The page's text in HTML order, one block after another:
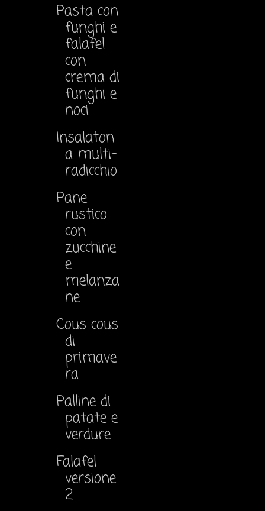
Pasta con
funghi e
falafel
con
crema di
funghi e
noci
Insalaton
a multi-
radicchio
Pane
rustico
con
zucchine
e
melanza
ne
Cous cous
di
primave
ra
Palline di
patate e
verdure
Falafel
versione
2